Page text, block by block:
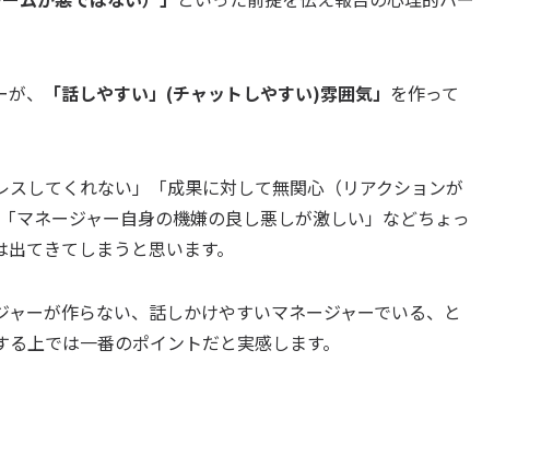
、 「話しやすい」(チャットしやすい)雰囲気」 を作って
してくれない」「成果に対して無関心（リアクションが
マネージャー自身の機嫌の良し悪しが激しい」などちょっ
てきてしまうと思います。
ーが作らない、話しかけやすいマネージャーでいる、と
上では一番のポイントだと実感します。